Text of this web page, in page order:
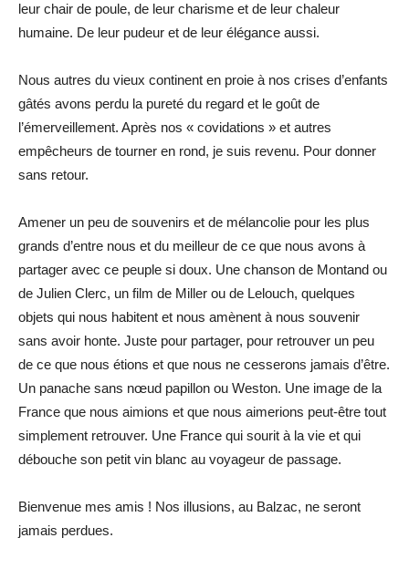
leur chair de poule, de leur charisme et de leur chaleur
humaine. De leur pudeur et de leur élégance aussi.
Nous autres du vieux continent en proie à nos crises d’enfants
gâtés avons perdu la pureté du regard et le goût de
l’émerveillement. Après nos « covidations » et autres
empêcheurs de tourner en rond, je suis revenu. Pour donner
sans retour.
Amener un peu de souvenirs et de mélancolie pour les plus
grands d’entre nous et du meilleur de ce que nous avons à
partager avec ce peuple si doux. Une chanson de Montand ou
de Julien Clerc, un film de Miller ou de Lelouch, quelques
objets qui nous habitent et nous amènent à nous souvenir
sans avoir honte. Juste pour partager, pour retrouver un peu
de ce que nous étions et que nous ne cesserons jamais d’être.
Un panache sans nœud papillon ou Weston. Une image de la
France que nous aimions et que nous aimerions peut-être tout
simplement retrouver. Une France qui sourit à la vie et qui
débouche son petit vin blanc au voyageur de passage.
Bienvenue mes amis ! Nos illusions, au Balzac, ne seront
jamais perdues.